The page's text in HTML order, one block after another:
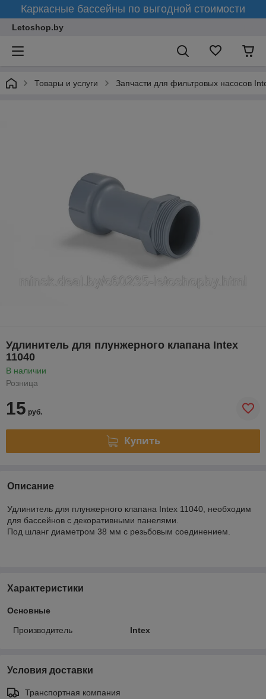
Каркасные бассейны по выгодной стоимости
Letoshop.by
Товары и услуги Запчасти для фильтровых насосов
Удлинитель для плунжерного клапана Intex
11040
В наличии
Розница
15 руб.
Купить
Описание
Удлинитель для плунжерного клапана Intex 11040, необходим
для бассейнов с декоративными панелями.
Под шланг диаметром 38 мм с резьбовым соединением.
Характеристики
Основные
Производитель Intex
Условия доставки
Транспортная компания